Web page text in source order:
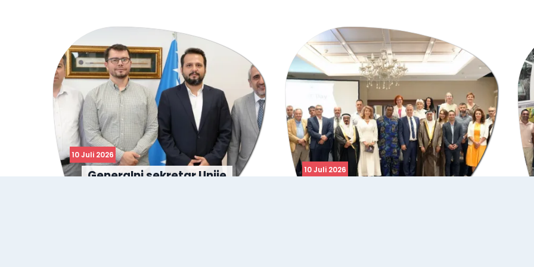
10 Juli 2026
Generalni sekretar Unije
10 Juli 2026